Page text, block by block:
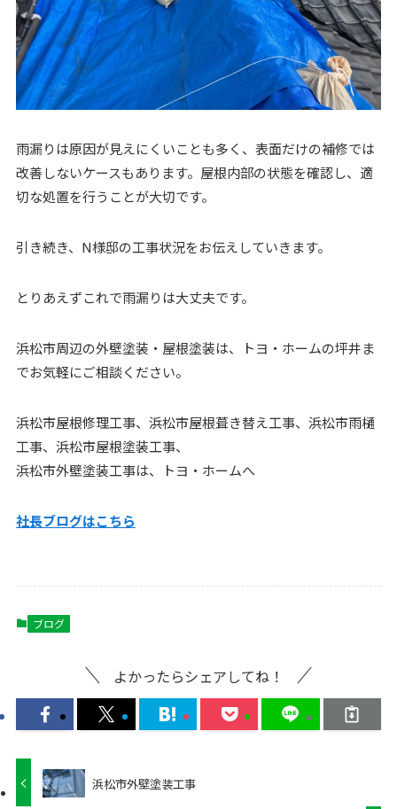
雨漏りは原因が見えにくいことも多く、表面だけの補修では
改善しないケースもあります。屋根内部の状態を確認し、適
切な処置を行うことが大切です。
引き続き、N様邸の工事状況をお伝えしていきます。
とりあえずこれで雨漏りは大丈夫です。
浜松市周辺の外壁塗装・屋根塗装は、トヨ・ホームの坪井ま
でお気軽にご相談ください。
浜松市屋根修理工事、浜松市屋根葺き替え工事、浜松市雨樋
工事、浜松市屋根塗装工事、
浜松市外壁塗装工事は、トヨ・ホームへ
社長ブログはこちら
ブログ
よかったらシェアしてね！
浜松市外壁塗装工事